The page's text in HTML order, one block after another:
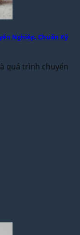
Nghiệp, Chuẩn Kỹ
quá trình chuyển